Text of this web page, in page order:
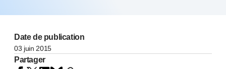
Date de publication
03 juin 2015
Partager